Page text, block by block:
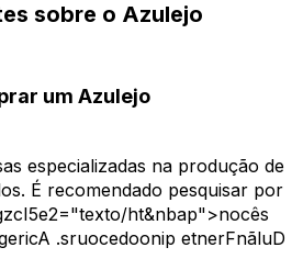
sobre o Azulejo
um Azulejo
especializadas na produção de
É recomendado pesquisar por
ht&nbap">nocês
.sruocedoonip etnerFnãluD